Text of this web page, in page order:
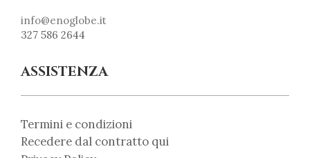
info@enoglobe.it
327 586 2644
ASSISTENZA
Termini e condizioni
Recedere dal contratto qui